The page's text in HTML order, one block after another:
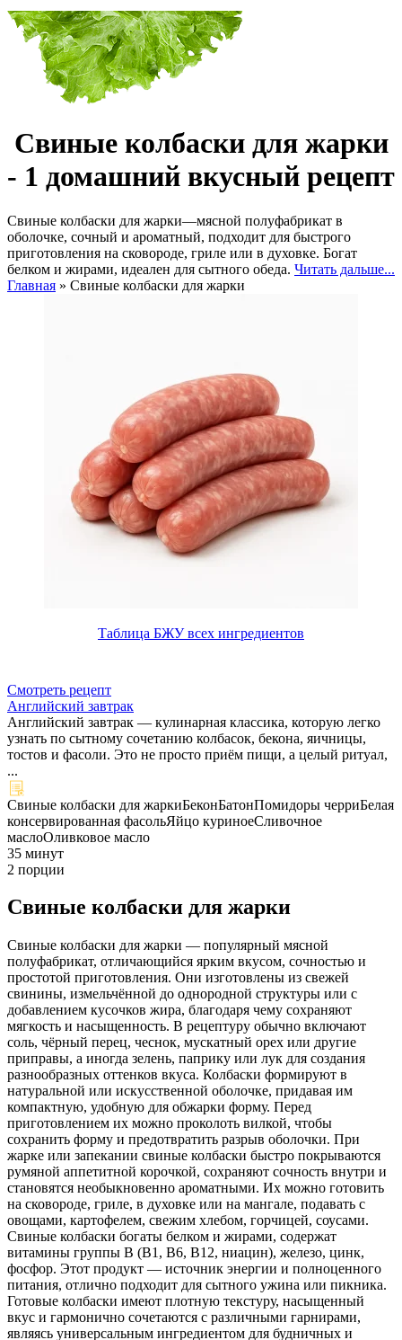
Свиные колбаски для жарки
- 1 домашний вкусный рецепт
Свиные колбаски для жарки—мясной полуфабрикат в
оболочке, сочный и ароматный, подходит для быстрого
приготовления на сковороде, гриле или в духовке. Богат
белком и жирами, идеален для сытного обеда. Читать дальше...
Главная » Свиные колбаски для жарки
Таблица БЖУ всех ингредиентов
Смотреть рецепт
Английский завтрак
Английский завтрак — кулинарная классика, которую легко
узнать по сытному сочетанию колбасок, бекона, яичницы,
тостов и фасоли. Это не просто приём пищи, а целый ритуал,
...
Свиные колбаски для жаркиБеконБатонПомидоры черриБелая
консервированная фасольЯйцо куриноеСливочное
маслоОливковое масло
35 минут
2 порции
Свиные колбаски для жарки
Свиные колбаски для жарки — популярный мясной
полуфабрикат, отличающийся ярким вкусом, сочностью и
простотой приготовления. Они изготовлены из свежей
свинины, измельчённой до однородной структуры или с
добавлением кусочков жира, благодаря чему сохраняют
мягкость и насыщенность. В рецептуру обычно включают
соль, чёрный перец, чеснок, мускатный орех или другие
приправы, а иногда зелень, паприку или лук для создания
разнообразных оттенков вкуса. Колбаски формируют в
натуральной или искусственной оболочке, придавая им
компактную, удобную для обжарки форму. Перед
приготовлением их можно проколоть вилкой, чтобы
сохранить форму и предотвратить разрыв оболочки. При
жарке или запекании свиные колбаски быстро покрываются
румяной аппетитной корочкой, сохраняют сочность внутри и
становятся необыкновенно ароматными. Их можно готовить
на сковороде, гриле, в духовке или на мангале, подавать с
овощами, картофелем, свежим хлебом, горчицей, соусами.
Свиные колбаски богаты белком и жирами, содержат
витамины группы B (B1, B6, B12, ниацин), железо, цинк,
фосфор. Этот продукт — источник энергии и полноценного
питания, отлично подходит для сытного ужина или пикника.
Готовые колбаски имеют плотную текстуру, насыщенный
вкус и гармонично сочетаются с различными гарнирами,
являясь универсальным ингредиентом для будничных и